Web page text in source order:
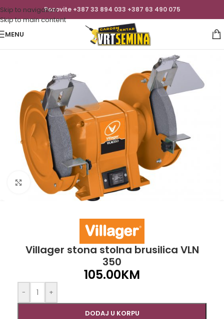
Skip to navigation
Skip to main content
Pozovite +387 33 894 033 +387 63 490 075
MENU
Click to enlarge
Villager stona stolna brusilica VLN
350
105.00KM
- +
DODAJ U KORPU